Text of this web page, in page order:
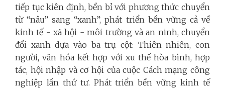
tiếp tục kiên định, bền bỉ với phương thức chuyển
từ “nâu” sang “xanh”, phát triển bền vững cả về
kinh tế - xã hội - môi trường và an ninh, chuyển
đổi xanh dựa vào ba trụ cột: Thiên nhiên, con
người, văn hóa kết hợp với xu thế hòa bình, hợp
tác, hội nhập và cơ hội của cuộc Cách mạng công
nghiệp lần thứ tư. Phát triển bền vững kinh tế